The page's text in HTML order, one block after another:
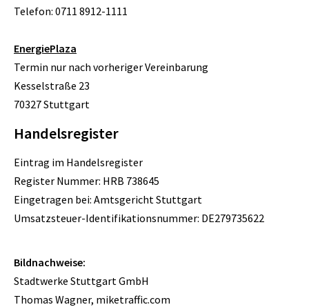
Telefon: 0711 8912-1111
EnergiePlaza
Termin nur nach vorheriger Vereinbarung
Kesselstraße 23
70327 Stuttgart
Handelsregister
Eintrag im Handelsregister
Register Nummer: HRB 738645
Eingetragen bei: Amtsgericht Stuttgart
Umsatzsteuer-Identifikationsnummer: DE279735622
Bildnachweise:
Stadtwerke Stuttgart GmbH
Thomas Wagner, miketraffic.com